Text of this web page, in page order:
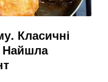
Класичні
Найшла